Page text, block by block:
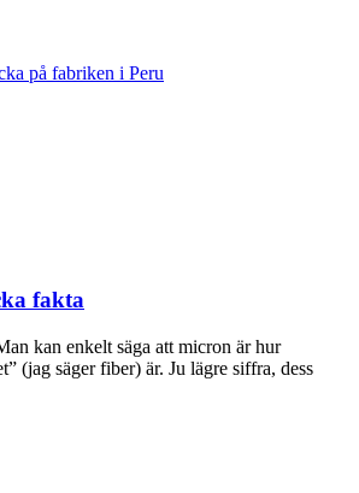
fakta
kan enkelt säga att micron är hur
(jag säger fiber) är. Ju lägre siffra, dess